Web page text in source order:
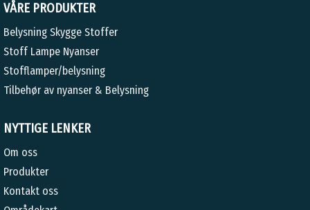
VÅRE PRODUKTER
Belysning Skygge Stoffer
Stoff Lampe Nyanser
Stofflamper/belysning
Tilbehør av nyanser & Belysning
NYTTIGE LENKER
Om oss
Produkter
Kontakt oss